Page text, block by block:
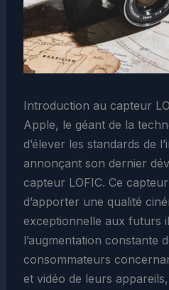
Introduction au capteur
Apple, le géant de la
d’élever les standards de
annonçant son dernier
capteur LOFIC. Ce
d’apporter une qualité
exceptionnelle aux futurs
l’augmentation constante
consommateurs
et vidéo de leurs